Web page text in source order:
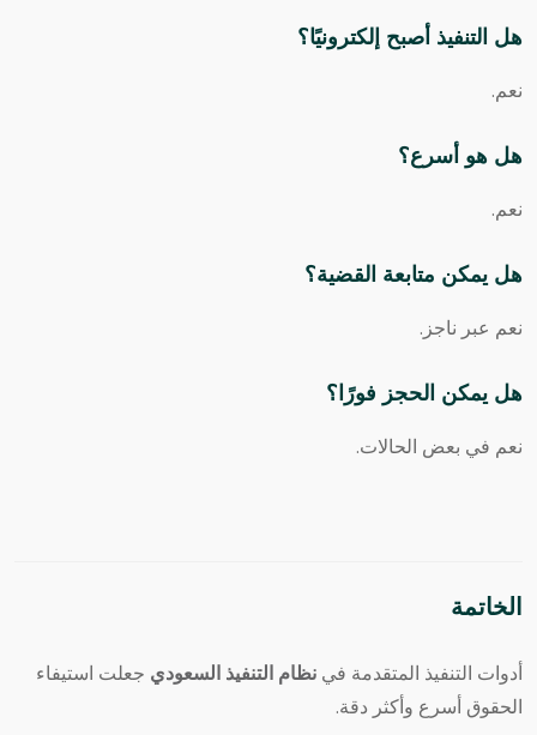
هل التنفيذ أصبح إلكترونيًا؟
نعم.
هل هو أسرع؟
نعم.
هل يمكن متابعة القضية؟
نعم عبر ناجز.
هل يمكن الحجز فورًا؟
نعم في بعض الحالات.
الخاتمة
أدوات التنفيذ المتقدمة في نظام التنفيذ السعودي جعلت استيفاء
الحقوق أسرع وأكثر دقة.